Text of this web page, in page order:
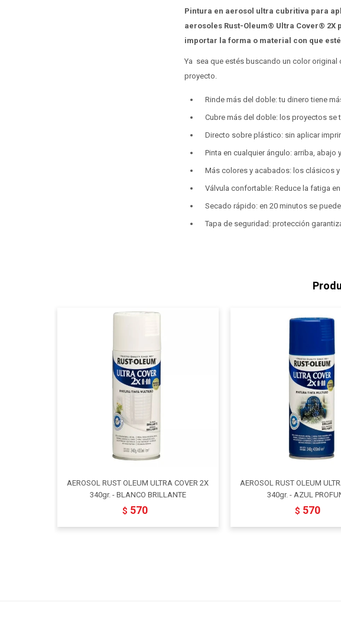
Pintura en aerosol ultra cubritiva para
aerosoles Rust-Oleum® Ultra Cover®
importar la forma o material con que
Ya sea que estés buscando un color original
proyecto.
Rinde más del doble: tu dinero tiene
Cubre más del doble: los proyectos se
Directo sobre plástico: sin aplicar
Pinta en cualquier ángulo: arriba, abajo
Más colores y acabados: los clásicos
Válvula confortable: Reduce la fatiga
Secado rápido: en 20 minutos se
Tapa de seguridad: protección
AEROSOL RUST OLEUM ULTRA COVER 2X
340gr. - BLANCO BRILLANTE
$ 570
AEROSOL RUST OLEUM
340gr. - AZUL
$ 570